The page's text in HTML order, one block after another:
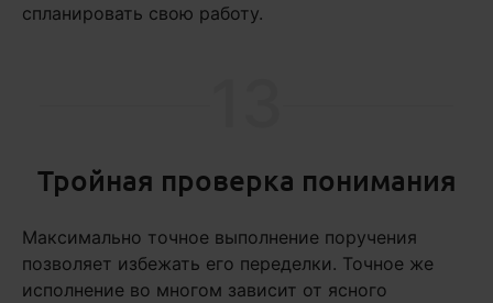
спланировать свою работу.
Тройная проверка понимания
Максимально точное выполнение поручения
позволяет избежать его переделки. Точное же
исполнение во многом зависит от ясного